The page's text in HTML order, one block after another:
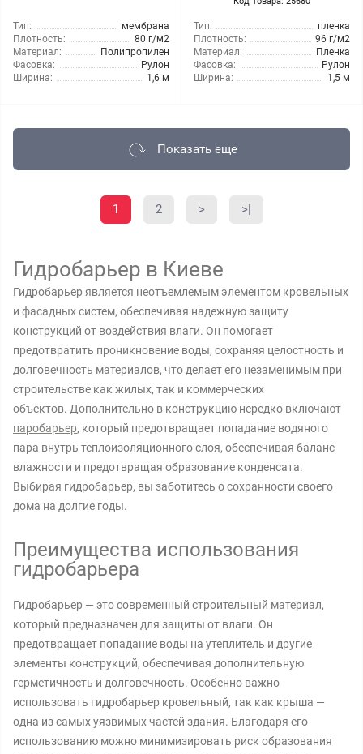
Тип:
мембрана
Плотность:
80 г/м2
Материал:
Полипропилен
Фасовка:
Рулон
Ширина:
1,6 м
Тип:
пленка
Плотность:
96 г/м2
Материал:
Пленка
Фасовка:
Рулон
Ширина:
1,5 м
Показать еще
1 2 > >|
Гидробарьер в Киеве
Гидробарьер является неотъемлемым элементом кровельных
и фасадных систем, обеспечивая надежную защиту
конструкций от воздействия влаги. Он помогает
предотвратить проникновение воды, сохраняя целостность и
долговечность материалов, что делает его незаменимым при
строительстве как жилых, так и коммерческих
объектов. Дополнительно в конструкцию нередко включают
паробарьер, который предотвращает попадание водяного
пара внутрь теплоизоляционного слоя, обеспечивая баланс
влажности и предотвращая образование конденсата.
Выбирая гидробарьер, вы заботитесь о сохранности своего
дома на долгие годы.
Преимущества использования
гидробарьера
Гидробарьер — это современный строительный материал,
который предназначен для защиты от влаги. Он
предотвращает попадание воды на утеплитель и другие
элементы конструкций, обеспечивая дополнительную
герметичность и долговечность. Особенно важно
использовать гидробарьер кровельный, так как крыша —
одна из самых уязвимых частей здания. Благодаря его
использованию можно минимизировать риск образования